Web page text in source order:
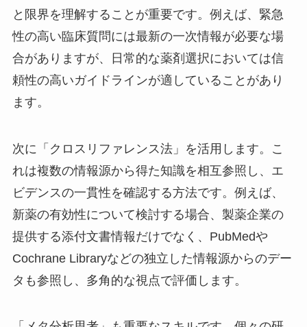
と限界を理解することが重要です。例えば、緊急
性の高い臨床質問には最新の一次情報が必要な場
合がありますが、日常的な薬剤選択においては信
頼性の高いガイドラインが適していることがあり
ます。
次に「クロスリファレンス法」を活用します。こ
れは複数の情報源から得た知識を相互参照し、エ
ビデンスの一貫性を確認する方法です。例えば、
新薬の有効性について検討する場合、製薬企業の
提供する添付文書情報だけでなく、PubMedや
Cochrane Libraryなどの独立した情報源からのデー
タも参照し、多角的な視点で評価します。